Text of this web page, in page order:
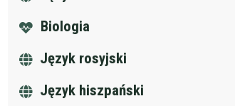
Biologia
Język rosyjski
Język hiszpański